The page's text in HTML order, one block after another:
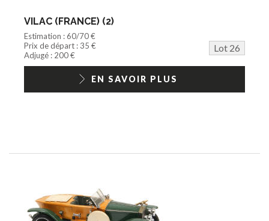
VILAC (FRANCE) (2)
Estimation : 60/70 €
Prix de départ : 35 €
Lot 26
Adjugé : 200 €
EN SAVOIR PLUS